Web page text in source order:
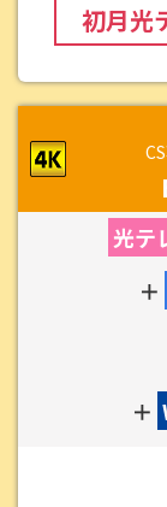
初月光
光テ
＋
＋